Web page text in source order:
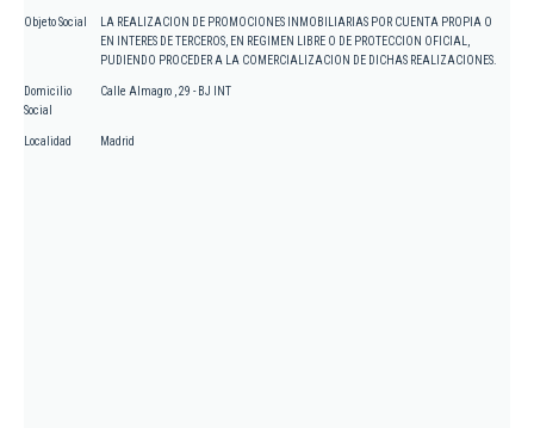
Objeto Social
LA REALIZACION DE PROMOCIONES INMOBILIARIAS POR CUENTA PROPIA O
EN INTERES DE TERCEROS, EN REGIMEN LIBRE O DE PROTECCION OFICIAL,
PUDIENDO PROCEDER A LA COMERCIALIZACION DE DICHAS REALIZACIONES.
Domicilio
Social
Calle Almagro , 29 - BJ INT
Localidad Madrid